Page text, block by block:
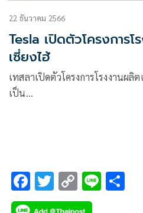
22 ธันวาคม 2566
Tesla เปิดตัวโครงการโ
เซี่ยงไฮ้
เทสลาเปิดตัวโครงการโรงงานผ
เป็น…
F
ac
T
wi
C
o
Li